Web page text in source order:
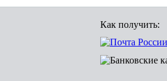
Как получить: